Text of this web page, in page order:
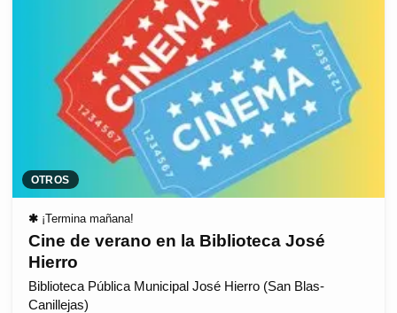
OTROS
✱ ¡Termina mañana!
Cine de verano en la Biblioteca José
Hierro
Biblioteca Pública Municipal José Hierro (San Blas-
Canillejas)